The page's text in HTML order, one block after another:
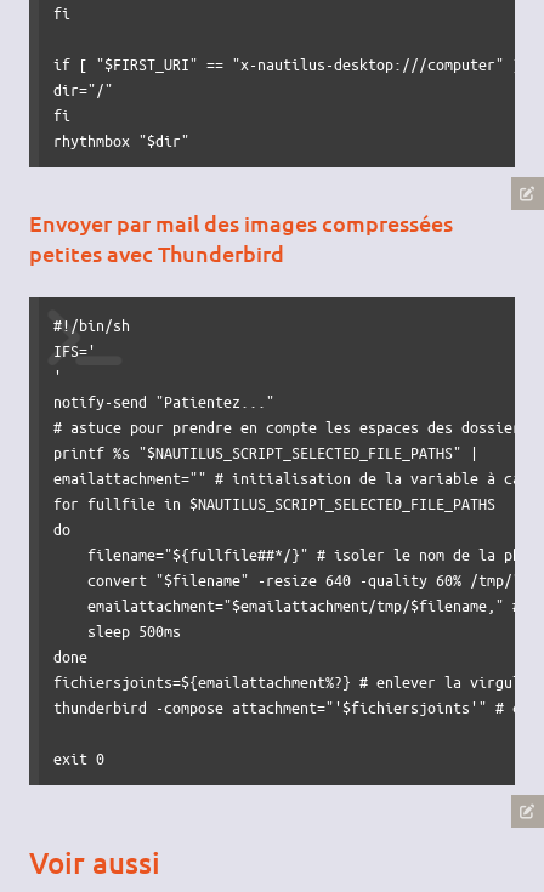
fi
if [ "$FIRST_URI" == "x-nautilus-desktop:///computer" ]
dir="/"
fi
rhythmbox "$dir"
Envoyer par mail des images compressées
petites avec Thunderbird
#!/bin/sh
IFS='
'
notify-send "Patientez..."
# astuce pour prendre en compte les espaces des
printf %s "$NAUTILUS_SCRIPT_SELECTED_FILE_PATHS"
|
emailattachment="" # initialisation de la variable à
for fullfile in $NAUTILUS_SCRIPT_SELECTED_FILE_PATHS
do
filename="${fullfile##*/}" # isoler le nom de la
    convert
"$filename" -resize 640 -quality 60% /tmp/"
emailattachment="$emailattachment/tmp/$filename ," #
sleep
done
fichiersjoints=${emailattachment%?} # enlever la virgule
thunderbird -compose attachment="' $fichiersjoints '" #
exit 0
Voir aussi